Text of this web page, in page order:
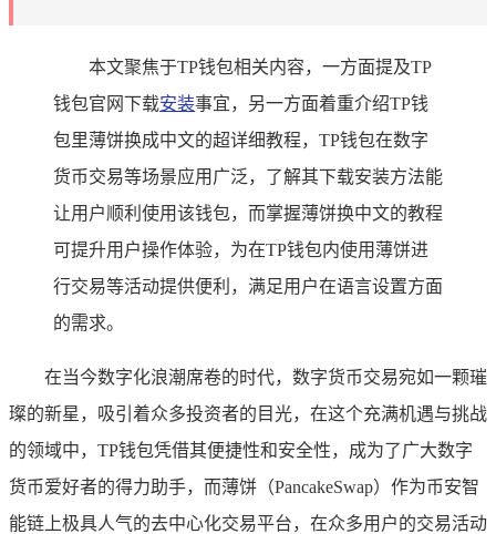
本文聚焦于TP钱包相关内容，一方面提及TP
钱包官网下载安装事宜，另一方面着重介绍TP钱
包里薄饼换成中文的超详细教程，TP钱包在数字
货币交易等场景应用广泛，了解其下载安装方法能
让用户顺利使用该钱包，而掌握薄饼换中文的教程
可提升用户操作体验，为在TP钱包内使用薄饼进
行交易等活动提供便利，满足用户在语言设置方面
的需求。
在当今数字化浪潮席卷的时代，数字货币交易宛如一颗璀
璨的新星，吸引着众多投资者的目光，在这个充满机遇与挑战
的领域中，TP钱包凭借其便捷性和安全性，成为了广大数字
货币爱好者的得力助手，而薄饼（PancakeSwap）作为币安智
能链上极具人气的去中心化交易平台，在众多用户的交易活动